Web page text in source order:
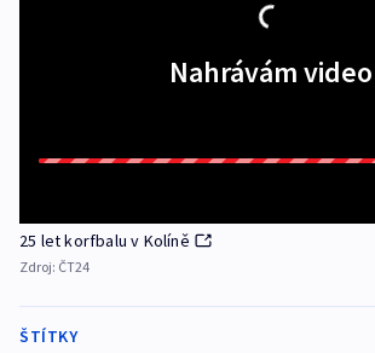
Nahrávám video
25 let korfbalu v Kolíně
Zdroj: ČT24
ŠTÍTKY